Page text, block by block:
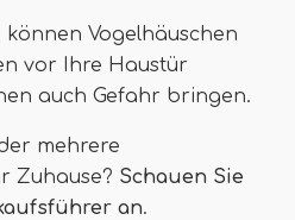
können Vogelhäuschen
vor Ihre Haustür
auch Gefahr bringen.
mehrere
Zuhause? Schauen Sie
an.